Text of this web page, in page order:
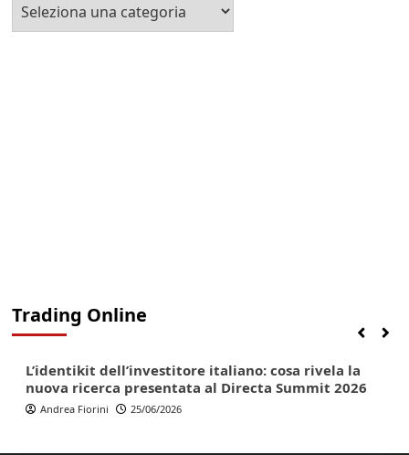
la
Trading Online
L’identikit dell’investitore italiano: cosa rivela la
nuova ricerca presentata al Directa Summit 2026
Andrea Fiorini 25/06/2026